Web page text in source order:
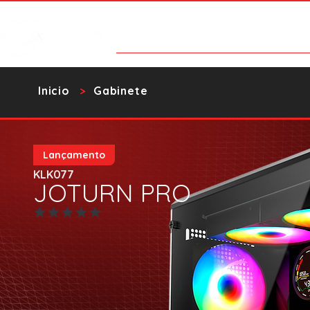
>
​Inicio Gabinete
JOTURN PRO
Aún no hay calificaciones
KLK077
Lançamento